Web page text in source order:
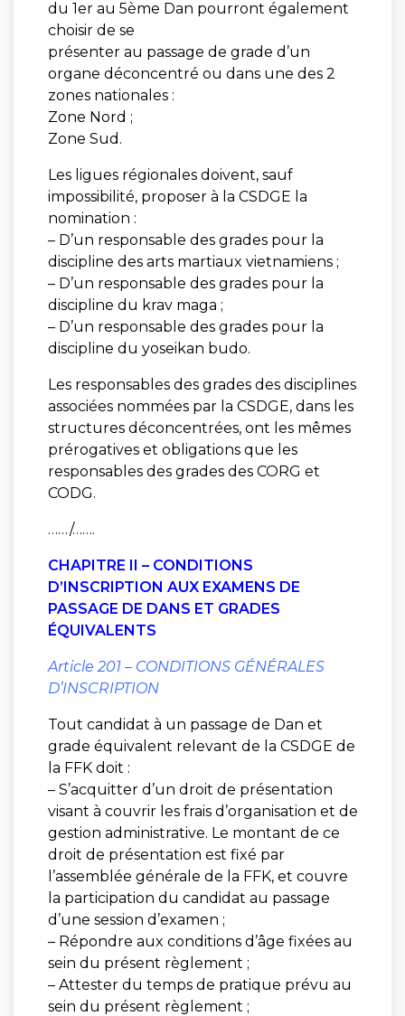
du 1er au 5ème Dan pourront également
choisir de se
présenter au passage de grade d’un
organe déconcentré ou dans une des 2
zones nationales :
Zone Nord ;
Zone Sud.
Les ligues régionales doivent, sauf
impossibilité, proposer à la CSDGE la
nomination :
– D’un responsable des grades pour la
discipline des arts martiaux vietnamiens ;
– D’un responsable des grades pour la
discipline du krav maga ;
– D’un responsable des grades pour la
discipline du yoseikan budo.
Les responsables des grades des disciplines
associées nommées par la CSDGE, dans les
structures déconcentrées, ont les mêmes
prérogatives et obligations que les
responsables des grades des CORG et
CODG.
……/…….
CHAPITRE II – CONDITIONS
D’INSCRIPTION AUX EXAMENS DE
PASSAGE DE DANS ET GRADES
ÉQUIVALENTS
Article 201 – CONDITIONS GÉNÉRALES
D’INSCRIPTION
Tout candidat à un passage de Dan et
grade équivalent relevant de la CSDGE de
la FFK doit :
– S’acquitter d’un droit de présentation
visant à couvrir les frais d’organisation et de
gestion administrative. Le montant de ce
droit de présentation est fixé par
l’assemblée générale de la FFK, et couvre
la participation du candidat au passage
d’une session d’examen ;
– Répondre aux conditions d’âge fixées au
sein du présent règlement ;
– Attester du temps de pratique prévu au
sein du présent règlement ;